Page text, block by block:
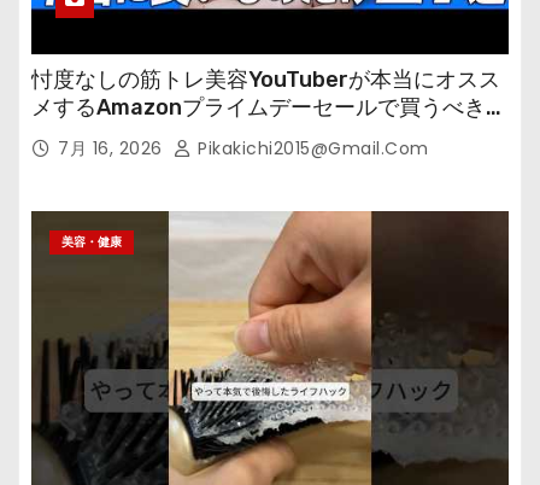
忖度なしの筋トレ美容YouTuberが本当にオスス
メするAmazonプライムデーセールで買うべきも
の 7月 16, 2026 Pikakichi2015@gmail.com
美容・健康